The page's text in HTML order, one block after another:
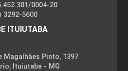
0004-20
3292-5600
ITUIUTABA
Magalhães Pinto, 1397
Ituiutaba - MG